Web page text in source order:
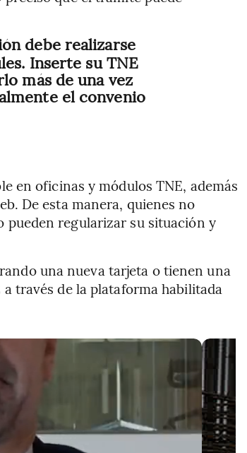
debe realizarse
Inserte su TNE
más de una vez
el convenio
en oficinas y módulos TNE, además
De esta manera, quienes no
pueden regularizar su situación y
una nueva tarjeta o tienen una
través de la plataforma habilitada